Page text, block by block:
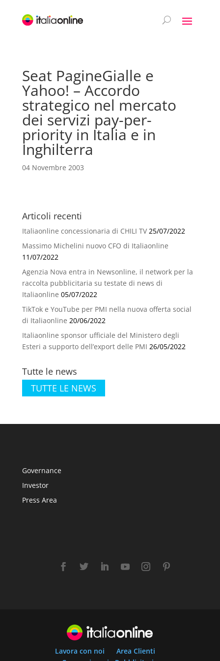
Seat PagineGialle e
Yahoo! – Accordo
strategico nel mercato
dei servizi pay-per-
priority in Italia e in
Inghilterra
04 Novembre 2003
Articoli recenti
Italiaonline concessionaria di CHILI TV 25/07/2022
Massimo Michelini nuovo CFO di Italiaonline
11/07/2022
Agenzia Nova entra in Newsonline, il network per la
raccolta pubblicitaria su testate di news di
Italiaonline 05/07/2022
TikTok e YouTube per PMI nella nuova offerta social
di Italiaonline 20/06/2022
Italiaonline sponsor ufficiale del Ministero degli
Esteri a supporto dell’export delle PMI 26/05/2022
Tutte le news
TUTTE LE NEWS
Governance
Investor
Press Area
Lavora con noi
Area Clienti